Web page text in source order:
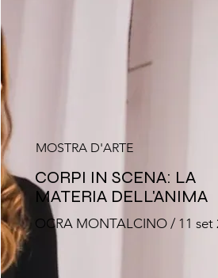
MOSTRA D'ARTE
CORPI IN SCENA: LA
MATERIA DELL'ANIMA
OCRA MONTALCINO / 11 set